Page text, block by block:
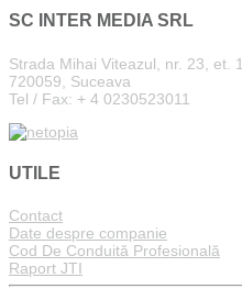
SC INTER MEDIA SRL
Strada Mihai Viteazul, nr. 23, et. 1
720059, Suceava
Tel / Fax: + 4 0230523011
UTILE
Contact
Date despre companie
Cod De Conduită Profesională
Raport JTI